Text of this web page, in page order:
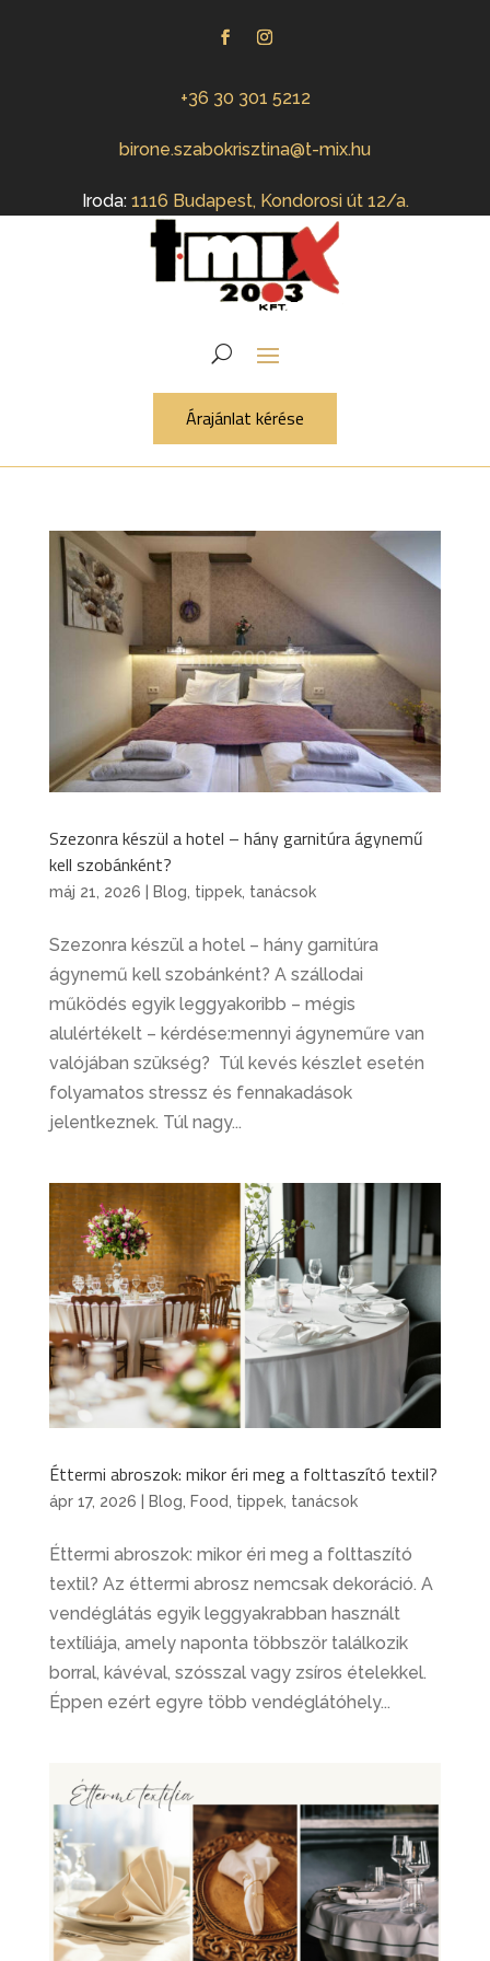
+36 30 301 5212
birone.szabokrisztina@t-mix.hu
Iroda: 1116 Budapest, Kondorosi út 12/a.
Árajánlat kérése
Szezonra készül a hotel – hány garnitúra ágynemű
kell szobánként?
máj 21, 2026 Blog, tippek, tanácsok
Szezonra készül a hotel – hány garnitúra
ágynemű kell szobánként? A szállodai
működés egyik leggyakoribb – mégis
alulértékelt – kérdése:mennyi ágyneműre van
valójában szükség? Túl kevés készlet esetén
folyamatos stressz és fennakadások
jelentkeznek. Túl nagy...
Éttermi abroszok: mikor éri meg a folttaszító textil?
ápr 17, 2026 Blog Food tippek, tanácsok
Éttermi abroszok: mikor éri meg a folttaszító
textil? Az éttermi abrosz nemcsak dekoráció. A
vendéglátás egyik leggyakrabban használt
textíliája, amely naponta többször találkozik
borral, kávéval, szósszal vagy zsíros ételekkel.
Éppen ezért egyre több vendéglátóhely...